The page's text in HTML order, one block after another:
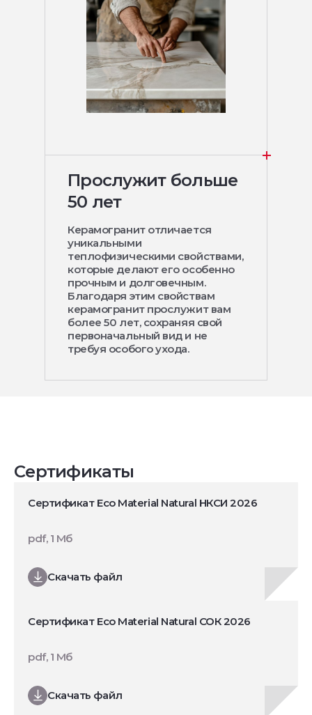
Прослужит больше
50 лет
Керамогранит отличается
уникальными
теплофизическими свойствами,
которые делают его особенно
прочным и долговечным.
Благодаря этим свойствам
керамогранит прослужит вам
более 50 лет, сохраняя свой
первоначальный вид и не
требуя особого ухода.
Сертификаты
Сертификат Eco Material Natural НКСИ 2026
Скачать файл
pdf, 1 Мб
Сертификат Eco Material Natural СОК 2026
Скачать файл
pdf, 1 Мб